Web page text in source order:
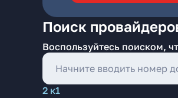
Поиск
Воспользуйтесь поиском,
2 к1